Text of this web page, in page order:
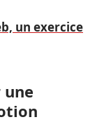
un exercice
une